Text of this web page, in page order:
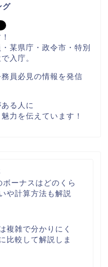
グ
某県庁・政令市・特別
入庁。
員必見の情報を発信
る人に
力を伝えています！
ーナスはどのくら
や計算方法も解説
複雑で分かりにく
比較して解説しま